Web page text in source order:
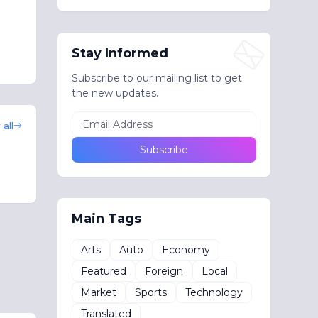
all
Stay Informed
Subscribe to our mailing list to get
the new updates.
Main Tags
Arts Auto
Economy
Featured
Foreign
Local
Market
Sports
Technology
Translated